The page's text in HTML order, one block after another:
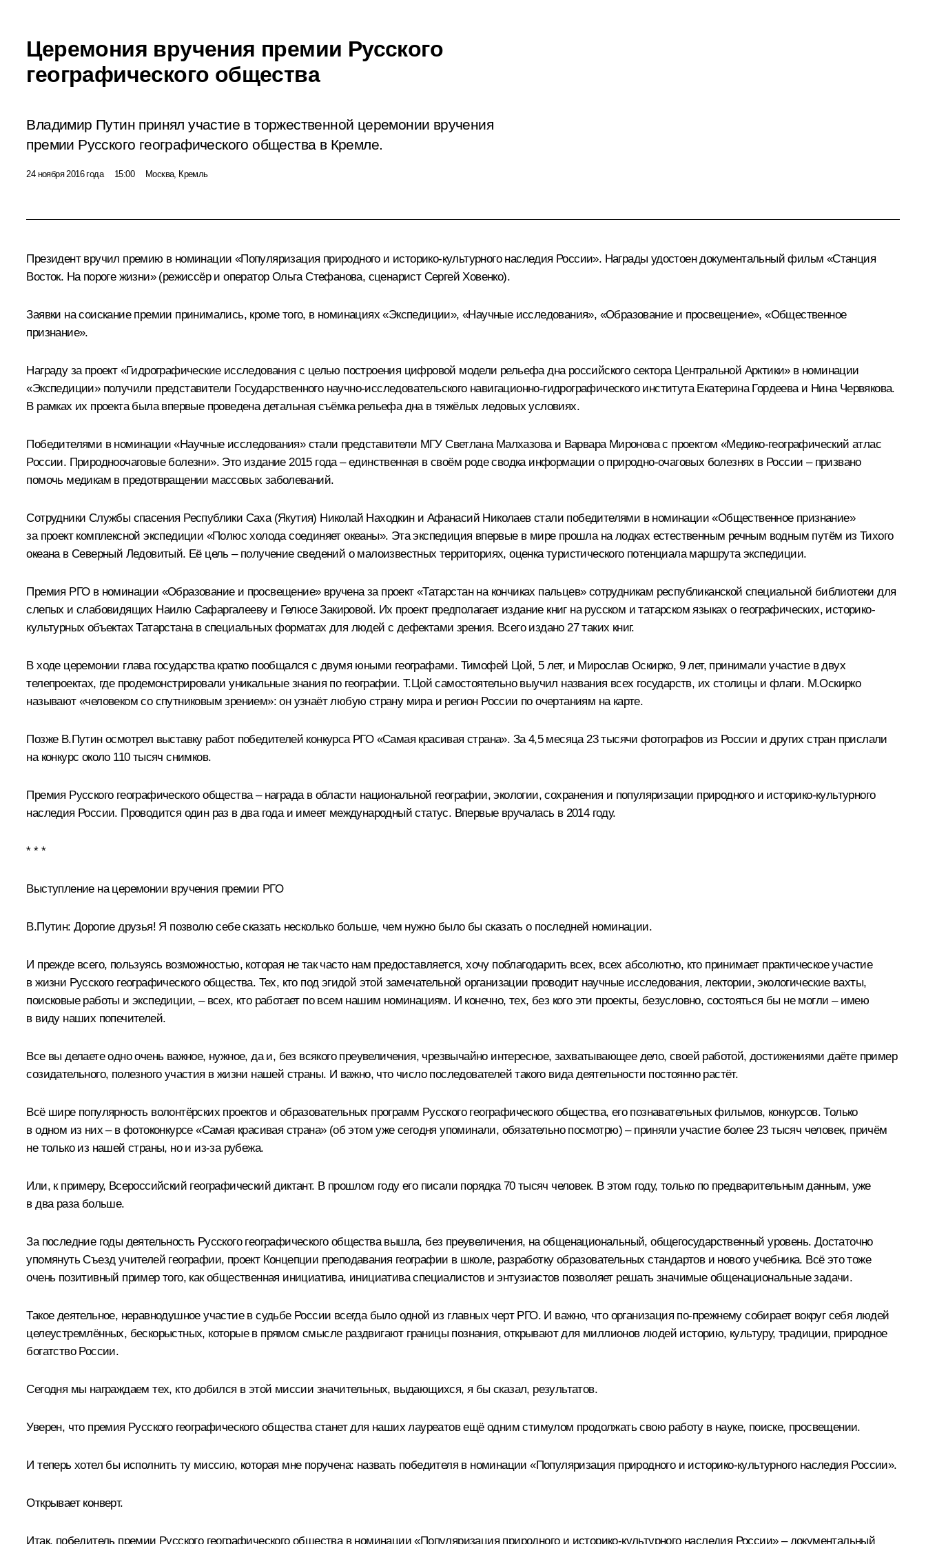
Церемония вручения премии Русского
географического общества
Владимир Путин принял участие в торжественной церемонии вручения
премии Русского географического общества в Кремле.
24 ноября 2016 года 15:00 Москва, Кремль
Президент вручил премию в номинации «Популяризация природного и историко-культурного наследия России». Награды удостоен документальный фильм «Станция
Восток. На пороге жизни» (режиссёр и оператор Ольга Стефанова, сценарист Сергей Ховенко).
Заявки на соискание премии принимались, кроме того, в номинациях «Экспедиции», «Научные исследования», «Образование и просвещение», «Общественное
признание».
Награду за проект «Гидрографические исследования с целью построения цифровой модели рельефа дна российского сектора Центральной Арктики» в номинации
«Экспедиции» получили представители Государственного научно-исследовательского навигационно-гидрографического института Екатерина Гордеева и Нина Червякова.
В рамках их проекта была впервые проведена детальная съёмка рельефа дна в тяжёлых ледовых условиях.
Победителями в номинации «Научные исследования» стали представители МГУ Светлана Малхазова и Варвара Миронова с проектом «Медико-географический атлас
России. Природноочаговые болезни». Это издание 2015 года – единственная в своём роде сводка информации о природно-очаговых болезнях в России – призвано
помочь медикам в предотвращении массовых заболеваний.
Сотрудники Службы спасения Республики Саха (Якутия) Николай Находкин и Афанасий Николаев стали победителями в номинации «Общественное признание»
за проект комплексной экспедиции «Полюс холода соединяет океаны». Эта экспедиция впервые в мире прошла на лодках естественным речным водным путём из Тихого
океана в Северный Ледовитый. Её цель – получение сведений о малоизвестных территориях, оценка туристического потенциала маршрута экспедиции.
Премия РГО в номинации «Образование и просвещение» вручена за проект «Татарстан на кончиках пальцев» сотрудникам республиканской специальной библиотеки для
слепых и слабовидящих Наилю Сафаргалееву и Гелюсе Закировой. Их проект предполагает издание книг на русском и татарском языках о географических, историко-
культурных объектах Татарстана в специальных форматах для людей с дефектами зрения. Всего издано 27 таких книг.
В ходе церемонии глава государства кратко пообщался с двумя юными географами. Тимофей Цой, 5 лет, и Мирослав Оскирко, 9 лет, принимали участие в двух
телепроектах, где продемонстрировали уникальные знания по географии. Т.Цой самостоятельно выучил названия всех государств, их столицы и флаги. М.Оскирко
называют «человеком со спутниковым зрением»: он узнаёт любую страну мира и регион России по очертаниям на карте.
Позже В.Путин осмотрел выставку работ победителей конкурса РГО «Самая красивая страна». За 4,5 месяца 23 тысячи фотографов из России и других стран прислали
на конкурс около 110 тысяч снимков.
Премия Русского географического общества – награда в области национальной географии, экологии, сохранения и популяризации природного и историко-культурного
наследия России. Проводится один раз в два года и имеет международный статус. Впервые вручалась в 2014 году.
* * *
Выступление на церемонии вручения премии РГО
В.Путин: Дорогие друзья! Я позволю себе сказать несколько больше, чем нужно было бы сказать о последней номинации.
И прежде всего, пользуясь возможностью, которая не так часто нам предоставляется, хочу поблагодарить всех, всех абсолютно, кто принимает практическое участие
в жизни Русского географического общества. Тех, кто под эгидой этой замечательной организации проводит научные исследования, лектории, экологические вахты,
поисковые работы и экспедиции, – всех, кто работает по всем нашим номинациям. И конечно, тех, без кого эти проекты, безусловно, состояться бы не могли – имею
в виду наших попечителей.
Все вы делаете одно очень важное, нужное, да и, без всякого преувеличения, чрезвычайно интересное, захватывающее дело, своей работой, достижениями даёте пример
созидательного, полезного участия в жизни нашей страны. И важно, что число последователей такого вида деятельности постоянно растёт.
Всё шире популярность волонтёрских проектов и образовательных программ Русского географического общества, его познавательных фильмов, конкурсов. Только
в одном из них – в фотоконкурсе «Самая красивая страна» (об этом уже сегодня упоминали, обязательно посмотрю) – приняли участие более 23 тысяч человек, причём
не только из нашей страны, но и из‑за рубежа.
Или, к примеру, Всероссийский географический диктант. В прошлом году его писали порядка 70 тысяч человек. В этом году, только по предварительным данным, уже
в два раза больше.
За последние годы деятельность Русского географического общества вышла, без преувеличения, на общенациональный, общегосударственный уровень. Достаточно
упомянуть Съезд учителей географии, проект Концепции преподавания географии в школе, разработку образовательных стандартов и нового учебника. Всё это тоже
очень позитивный пример того, как общественная инициатива, инициатива специалистов и энтузиастов позволяет решать значимые общенациональные задачи.
Такое деятельное, неравнодушное участие в судьбе России всегда было одной из главных черт РГО. И важно, что организация по‑прежнему собирает вокруг себя людей
целеустремлённых, бескорыстных, которые в прямом смысле раздвигают границы познания, открывают для миллионов людей историю, культуру, традиции, природное
богатство России.
Сегодня мы награждаем тех, кто добился в этой миссии значительных, выдающихся, я бы сказал, результатов.
Уверен, что премия Русского географического общества станет для наших лауреатов ещё одним стимулом продолжать свою работу в науке, поиске, просвещении.
И теперь хотел бы исполнить ту миссию, которая мне поручена: назвать победителя в номинации «Популяризация природного и историко-культурного наследия России».
Открывает конверт.
Итак, победитель премии Русского географического общества в номинации «Популяризация природного и историко-культурного наследия России» – документальный